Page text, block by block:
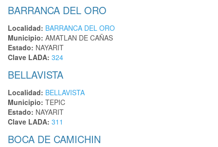
BARRANCA DEL ORO
Localidad: BARRANCA DEL ORO
Municipio: AMATLAN DE CAÑAS
Estado: NAYARIT
Clave LADA: 324
BELLAVISTA
Localidad: BELLAVISTA
Municipio: TEPIC
Estado: NAYARIT
Clave LADA: 311
BOCA DE CAMICHIN